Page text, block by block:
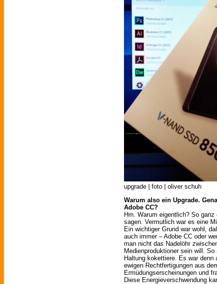
upgrade | foto | oliver schuh
Warum also ein Upgrade.
Adobe CC?
Hm. Warum eigentlich? So
sagen. Vermutlich war es eine
Ein wichtiger Grund war wohl,
auch immer – Adobe CC oder
man nicht das Nadelöhr
Medienproduktioner sein will.
Haltung kokettiere. Es war denn
ewigen Rechtfertigungen aus
Ermüdungserscheinungen und
Diese Energieverschwendung